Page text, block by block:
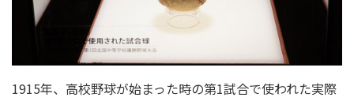
1915年、高校野球が始まった時の第1試合で使われた実際